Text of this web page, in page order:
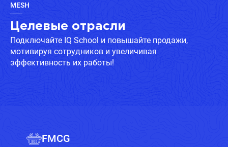
MESH
Целевые отрасли
Подключайте IQ School и повышайте продажи,
мотивируя сотрудников и увеличивая
эффективность их работы!
FMCG